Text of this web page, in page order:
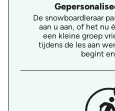
De snowboardleraar
aan u aan, of het nu
een kleine groep
tijdens de les aan
begint